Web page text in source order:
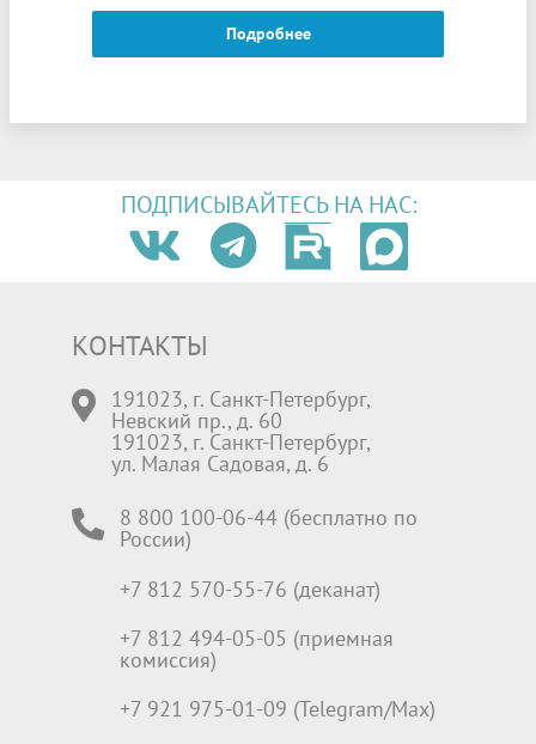
Подробнее
ПОДПИСЫВАЙТЕСЬ НА НАС:
КОНТАКТЫ
191023, г. Санкт-Петербург,
Невский пр., д. 60
191023, г. Санкт-Петербург,
ул. Малая Садовая, д. 6
8 800 100-06-44 (бесплатно по
России)
+7 812 570-55-76 (деканат)
+7 812 494-05-05 (приемная
комиссия)
+7 921 975-01-09 (Telegram/Max)